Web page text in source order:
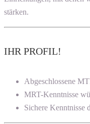
stärken.
IHR PROFIL!
Abgeschlossene
MRT-Kenntnisse
Sichere Kenntnisse